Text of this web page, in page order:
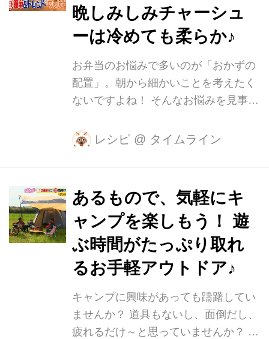
湯をかけて、味が染み込みやすくしま
す。 (A)の材料（しょうゆ：水：砂糖
＝3：3：2）を耐熱容器に入れて、電
子レンジで1分加熱します。 ご飯を詰
められるよう、切り込みを入れた油あ
げを(A)に浸して、冷蔵庫で一晩置きま
晩しみしみチャーシュ
ーは冷めても柔らか♪
お弁当のお悩みで多いのが「おかずの
配置」。朝から細かいことを考えたく
ないですよね！ そんなお悩みを見事に
に、ごはんに乗せるだけなので楽ちん
いかわみかさん。 旦那様のお弁当は15
年以上、作り続けている達人です。 レ
ンチンチャーシューのっけ弁 【材料】
・鶏もも肉…300g ・塩・コショウ…
少々 (たれ) ・しょうゆ…大さじ3 ・み
りん…大さじ3 ・酒…大さじ2 ・砂
糖…大さじ2 ・すりおろし生姜…1片分
鶏もも肉に塩・コショウで下味をつけ
ます。フォークで穴を全体にあけ、味
レシピ @ タイムライン
あるもので、気軽にキ
ャンプを楽しもう！ 遊
ぶ時間がたっぷり取れ
るお手軽アウトドア♪
キャンプに興味があっても躊躇してい
ませんか？ 道具もないし、面倒だし、
疲れるだけ～と思っていませんか？ フ